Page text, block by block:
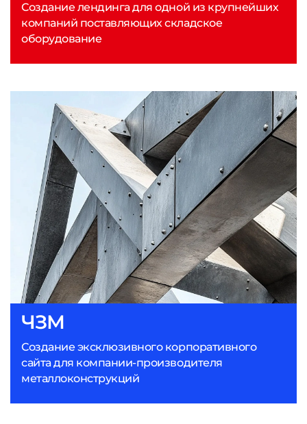
ЧЗМ
Создание эксклюзивного корпоративного
сайта для компании-производителя
металлоконструкций
Создание лендинга для одной из крупнейших
компаний поставляющих складское
оборудование